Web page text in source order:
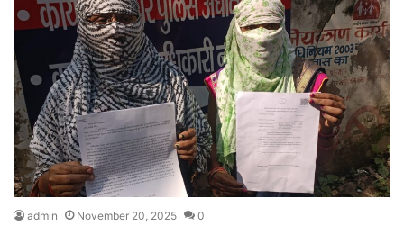
admin November 20, 2025 0